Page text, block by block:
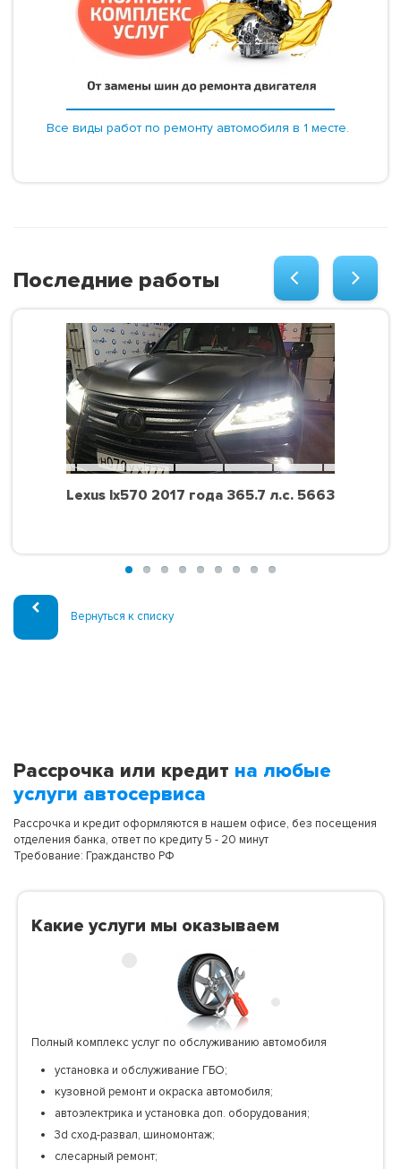
Все виды работ по ремонту автомобиля в 1 месте.
Последние работы
Lexus lx570 2017 года 365.7 л.с. 5663
Вернуться к списку
Рассрочка или кредит на любые
услуги автосервиса
Рассрочка и кредит оформляются в нашем офисе, без посещения
отделения банка, ответ по кредиту 5 - 20 минут
Требование: Гражданство РФ
Какие услуги мы оказываем
Полный комплекс услуг по обслуживанию автомобиля
установка и обслуживание ГБО;
кузовной ремонт и окраска автомобиля;
автоэлектрика и установка доп. оборудования;
3d сход-развал, шиномонтаж;
слесарный ремонт;